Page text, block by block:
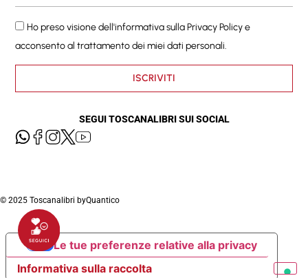
Ho preso visione dell'informativa sullaPrivacy Policye
acconsento al trattamento dei miei dati personali.
ISCRIVITI
SEGUI TOSCANALIBRI SUI SOCIAL
© 2025 Toscanalibri byQuantico
Informativa sulla raccolta
Le tue preferenze relative alla privacy